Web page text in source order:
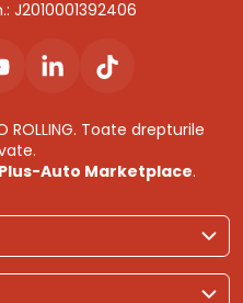
J2010001392406
ROLLING. Toate drepturile
Plus-Auto Marketplace.